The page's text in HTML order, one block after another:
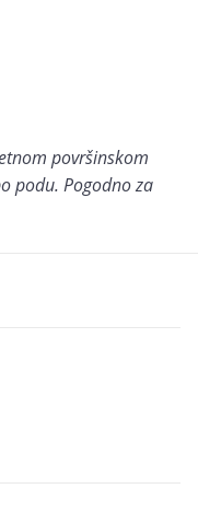
površinskom
podu. Pogodno za